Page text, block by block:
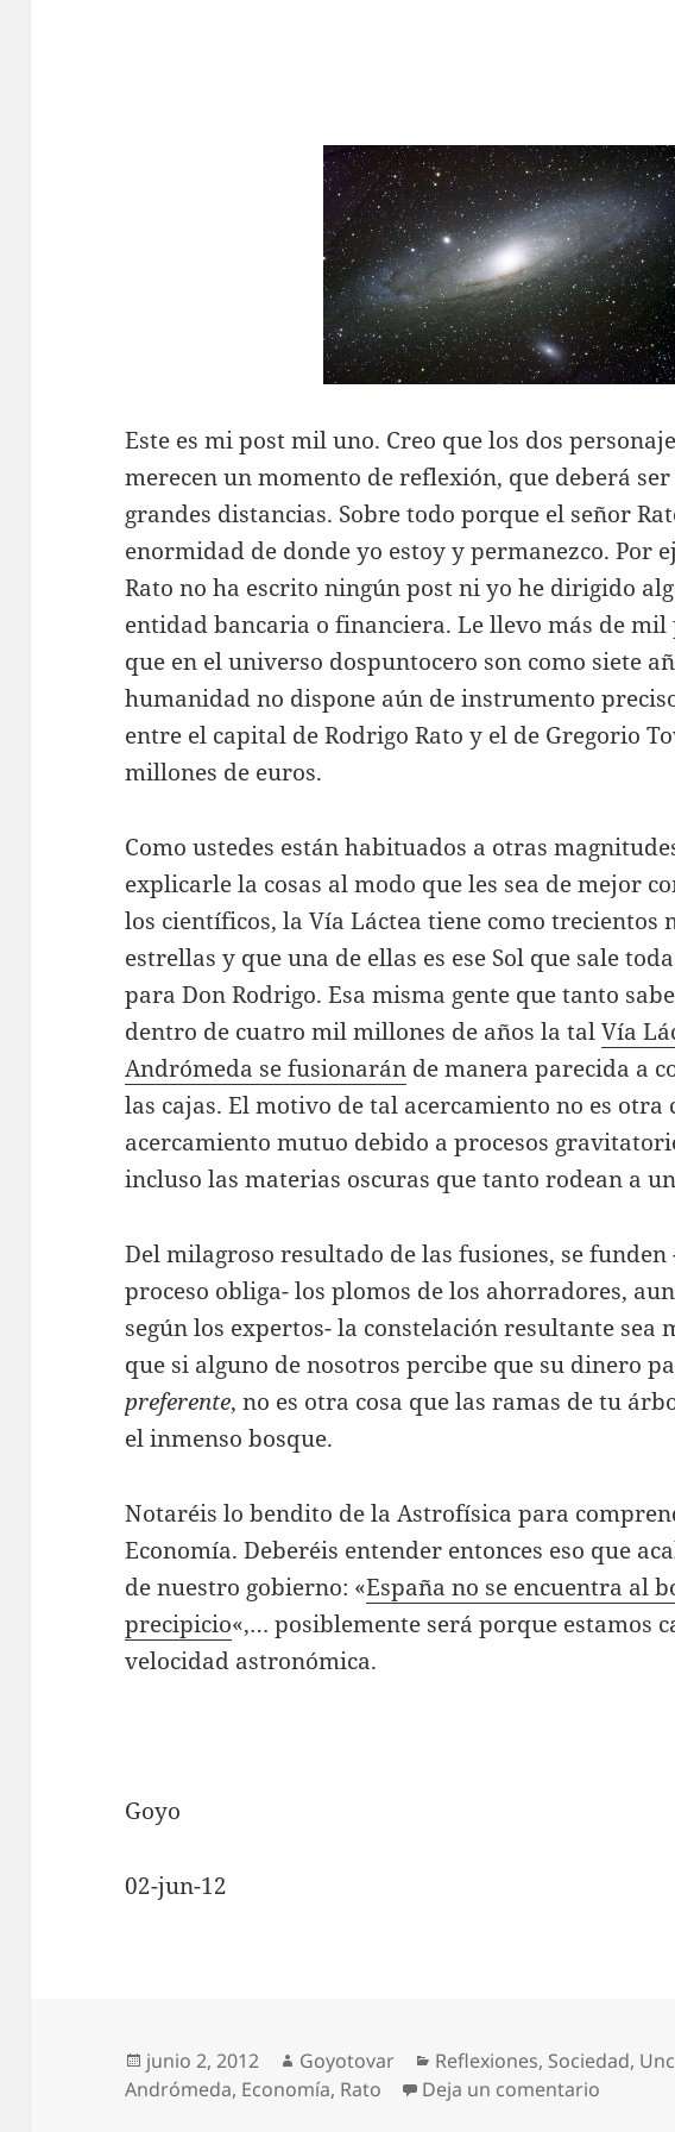
Este es mi post mil uno. Creo que los dos
merecen un momento de reflexión, que deberá
grandes distancias. Sobre todo porque el señor
enormidad de donde yo estoy y permanezco. Por
Rato no ha escrito ningún post ni yo he dirigido
entidad bancaria o financiera. Le llevo más de mil
que en el universo dospuntocero son como siete
humanidad no dispone aún de instrumento
entre el capital de Rodrigo Rato y el de Gregorio
millones de euros.
Como ustedes están habituados a otras
explicarle la cosas al modo que les sea de mejor
los científicos, la Vía Láctea tiene como trecientos
estrellas y que una de ellas es ese Sol que sale
para Don Rodrigo. Esa misma gente que tanto
dentro de cuatro mil millones de años la talVía
Andrómeda se fusionarán de manera parecida a
las cajas. El motivo de tal acercamiento no es otra
acercamiento mutuo debido a procesos
incluso las materias oscuras que tanto rodean a
Del milagroso resultado de las fusiones, se
proceso obliga- los plomos de los ahorradores,
según los expertos- la constelación resultante sea
que si alguno de nosotros percibe que su dinero
preferente, no es otra cosa que las ramas de tu
el inmenso bosque.
Notaréis lo bendito de la Astrofísica para
Economía. Deberéis entender entonces eso que
de nuestro gobierno: «España no se encuentra al
precipicio«,… posiblemente será porque estamos
velocidad astronómica.
Goyo
02-jun-12
Publicado
el
junio 2, 2012 Autor
Goyotovar Categorías
Reflexiones, Sociedad,
Andrómeda, Economía, Rato Deja un comentario